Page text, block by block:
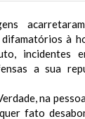
à
incidentes
a sua
na
fato